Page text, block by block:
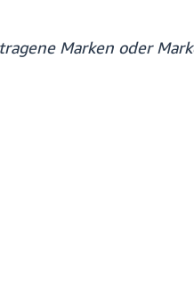
Marken oder